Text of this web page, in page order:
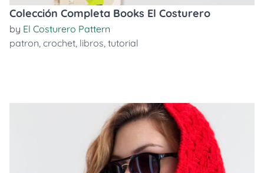
Colección Completa Books El Costurero
by El Costurero Pattern
patron, crochet, libros, tutorial